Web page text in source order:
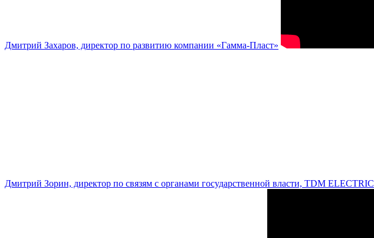
Дмитрий Захаров, директор по развитию компании «Гамма-Пласт»
Дмитрий Зорин, директор по связям с органами государственной власти, TDM ELECTRIC